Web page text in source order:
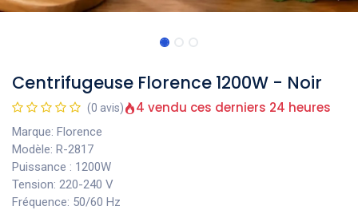
Centrifugeuse Florence 1200W - Noir
(0 avis) 4 vendu ces derniers 24 heures
Marque: Florence
Modèle: R-2817
Puissance : 1200W
Tension: 220-240 V
Fréquence: 50/60 Hz